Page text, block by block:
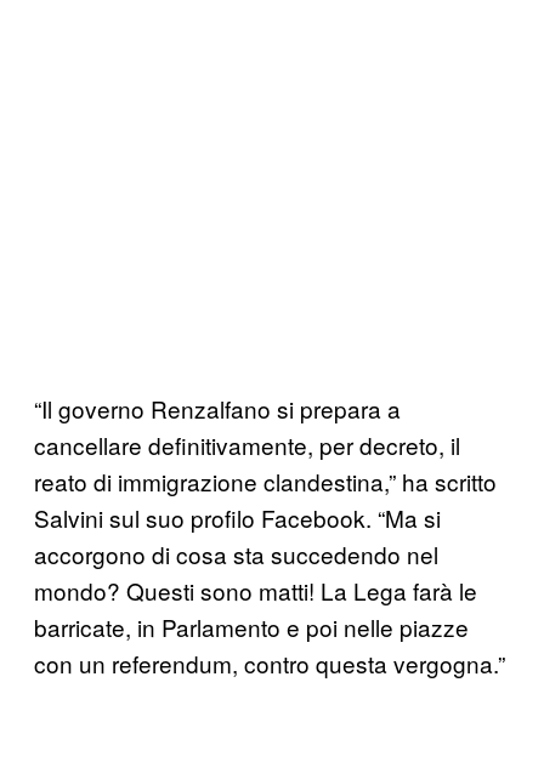
“Il governo Renzalfano si prepara a
cancellare definitivamente, per decreto, il
reato di immigrazione clandestina,” ha scritto
Salvini sul suo profilo Facebook. “Ma si
accorgono di cosa sta succedendo nel
mondo? Questi sono matti! La Lega farà le
barricate, in Parlamento e poi nelle piazze
con un referendum, contro questa vergogna.”